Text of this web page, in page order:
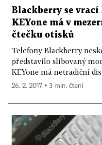
Blackberry se
KEYone má v
čtečku otisků
Telefony Blackberry
představilo slibovaný
KEYone má netradiční
26. 2. 2017 ▪ 3 min. čtení